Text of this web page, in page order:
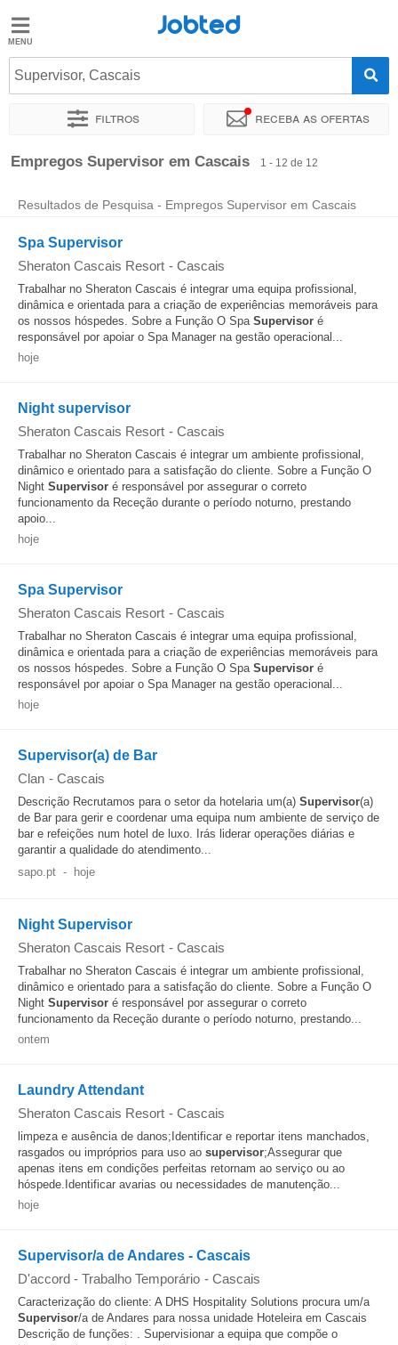
Jobted
Empregos
Salários
Jobted
Supervisor, Cascais
Filtros Receba as ofertas
Ordenar por Localidade exata Empresa Agência de
Empregos Supervisor em Cascais 1 - 12 de 12
Resultados de Pesquisa - Empregos Supervisor em Cascais
Spa Supervisor
Sheraton Cascais Resort - Cascais
Trabalhar no Sheraton Cascais é integrar uma equipa profissional,
dinâmica e orientada para a criação de experiências memoráveis para
os nossos hóspedes. Sobre a Função O Spa Supervisor é
responsável por apoiar o Spa Manager na gestão operacional...
hoje
Night supervisor
Sheraton Cascais Resort - Cascais
Trabalhar no Sheraton Cascais é integrar um ambiente profissional,
dinâmico e orientado para a satisfação do cliente. Sobre a Função O
Night Supervisor é responsável por assegurar o correto
funcionamento da Receção durante o período noturno, prestando
apoio...
hoje
Spa Supervisor
Sheraton Cascais Resort - Cascais
Trabalhar no Sheraton Cascais é integrar uma equipa profissional,
dinâmica e orientada para a criação de experiências memoráveis para
os nossos hóspedes. Sobre a Função O Spa Supervisor é
responsável por apoiar o Spa Manager na gestão operacional...
hoje
Supervisor(a) de Bar
Clan - Cascais
Descrição Recrutamos para o setor da hotelaria um(a) Supervisor(a)
de Bar para gerir e coordenar uma equipa num ambiente de serviço de
bar e refeições num hotel de luxo. Irás liderar operações diárias e
garantir a qualidade do atendimento...
sapo.pt - hoje
Night Supervisor
Sheraton Cascais Resort - Cascais
Trabalhar no Sheraton Cascais é integrar um ambiente profissional,
dinâmico e orientado para a satisfação do cliente. Sobre a Função O
Night Supervisor é responsável por assegurar o correto
funcionamento da Receção durante o período noturno, prestando...
ontem
Laundry Attendant
Sheraton Cascais Resort - Cascais
limpeza e ausência de danos;Identificar e reportar itens manchados,
rasgados ou impróprios para uso ao supervisor;Assegurar que
apenas itens em condições perfeitas retornam ao serviço ou ao
hóspede.Identificar avarias ou necessidades de manutenção...
hoje
Supervisor/a de Andares - Cascais
D'accord - Trabalho Temporário - Cascais
Caracterização do cliente: A DHS Hospitality Solutions procura um/a
Supervisor/a de Andares para nossa unidade Hoteleira em Cascais
Descrição de funções: . Supervisionar a equipa que compõe o